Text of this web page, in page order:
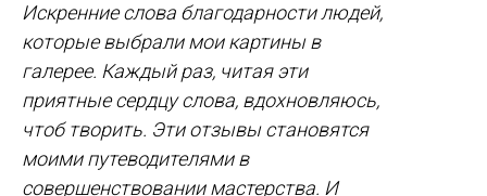
Искренние слова благодарности людей,
которые выбрали мои картины в
галерее. Каждый раз, читая эти
приятные сердцу слова, вдохновляюсь,
чтоб творить. Эти отзывы становятся
моими путеводителями в
совершенствовании мастерства. И